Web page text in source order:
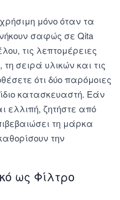
μόνο όταν τα
σαφώς σε Qita
τις λεπτομέρειες
σειρά υλικών και τις
ότι δύο παρόμοιες
κατασκευαστή. Εάν
ελλιπή, ζητήστε από
τη μάρκα
την
ως Φίλτρο